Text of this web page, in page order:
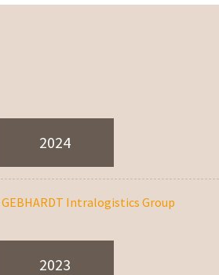
2024
GEBHARDT Intralogistics Group
2023